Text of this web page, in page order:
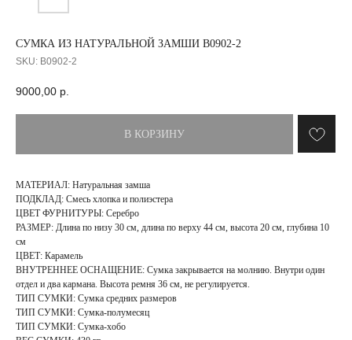
СУМКА ИЗ НАТУРАЛЬНОЙ ЗАМШИ B0902-2
SKU: B0902-2
9000,00 р.
В КОРЗИНУ
МАТЕРИАЛ: Натуральная замша
ПОДКЛАД: Смесь хлопка и полиэстера
ЦВЕТ ФУРНИТУРЫ: Серебро
РАЗМЕР: Длина по низу 30 см, длина по верху 44 см, высота 20 см, глубина 10
см
ЦВЕТ: Карамель
ВНУТРЕННЕЕ ОСНАЩЕНИЕ: Сумка закрывается на молнию. Внутри один
отдел и два кармана. Высота ремня 36 см, не регулируется.
ТИП СУМКИ: Сумка средних размеров
ТИП СУМКИ: Сумка-полумесяц
ТИП СУМКИ: Сумка-хобо